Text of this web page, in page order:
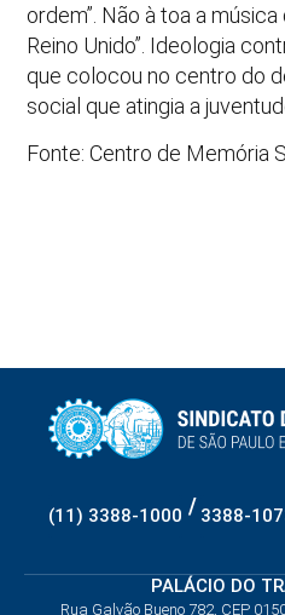
ordem”. Não à toa a música
Reino Unido”. Ideologia
que colocou no centro do
social que atingia a
Fonte: Centro de Memória
(11) 3388-1000 / 3388-
PALÁCIO DO
Rua Galvão Bueno 782, CEP